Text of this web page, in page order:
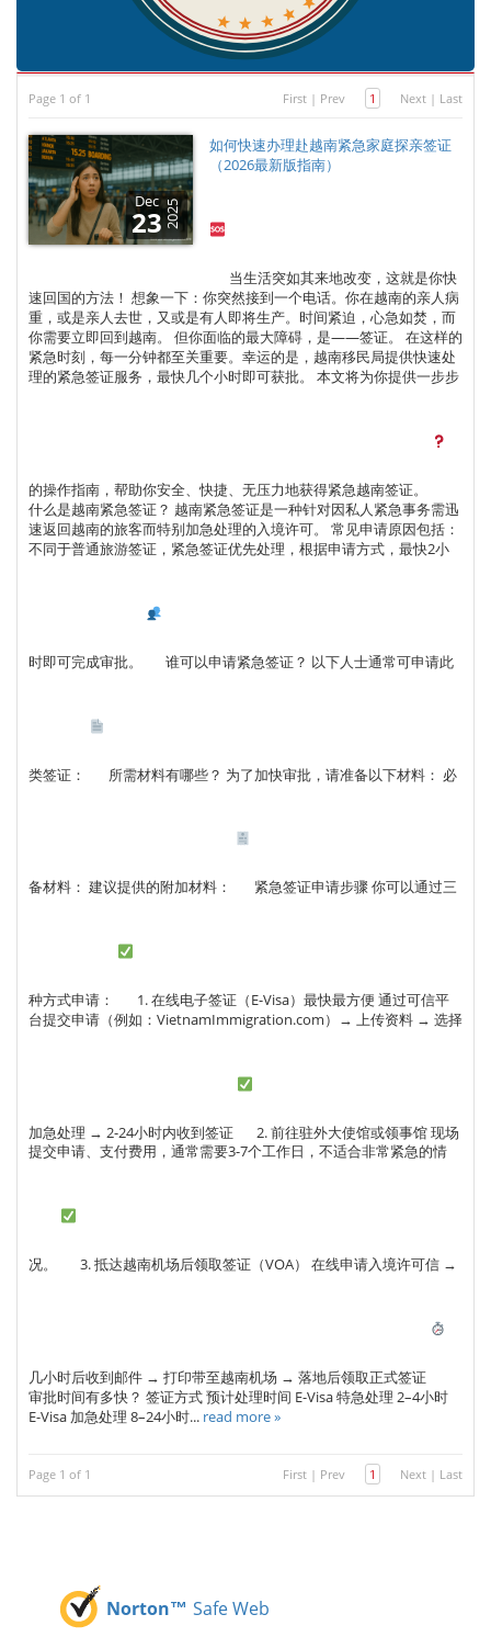
Page 1 of 1 First | Prev 1 Next | Last
Dec
232025
如何快速办理赴越南紧急家庭探亲签证
（2026最新版指南）
当生活突如其来地改变，这就是你快
速回国的方法！ 想象一下：你突然接到一个电话。你在越南的亲人病
重，或是亲人去世，又或是有人即将生产。时间紧迫，心急如焚，而
你需要立即回到越南。 但你面临的最大障碍，是——签证。 在这样的
紧急时刻，每一分钟都至关重要。幸运的是，越南移民局提供快速处
理的紧急签证服务，最快几个小时即可获批。 本文将为你提供一步步
的操作指南，帮助你安全、快捷、无压力地获得紧急越南签证。
什么是越南紧急签证？ 越南紧急签证是一种针对因私人紧急事务需迅
速返回越南的旅客而特别加急处理的入境许可。 常见申请原因包括：
不同于普通旅游签证，紧急签证优先处理，根据申请方式，最快2小
时即可完成审批。 谁可以申请紧急签证？ 以下人士通常可申请此
类签证： 所需材料有哪些？ 为了加快审批，请准备以下材料： 必
备材料： 建议提供的附加材料： 紧急签证申请步骤 你可以通过三
种方式申请：
1. 在线电子签证（E-Visa）最快最方便 通过可信平
台提交申请（例如：VietnamImmigration.com）→ 上传资料 → 选择
加急处理 → 2-24小时内收到签证
2. 前往驻外大使馆或领事馆 现场
提交申请、支付费用，通常需要3-7个工作日，不适合非常紧急的情
况。 3. 抵达越南机场后领取签证（VOA） 在线申请入境许可信 →
几小时后收到邮件 → 打印带至越南机场 → 落地后领取正式签证
审批时间有多快？ 签证方式 预计处理时间 E-Visa 特急处理 2–4小时
E-Visa 加急处理 8–24小时... read more »
Page 1 of 1 First | Prev 1 Next | Last
Norton™ Safe Web